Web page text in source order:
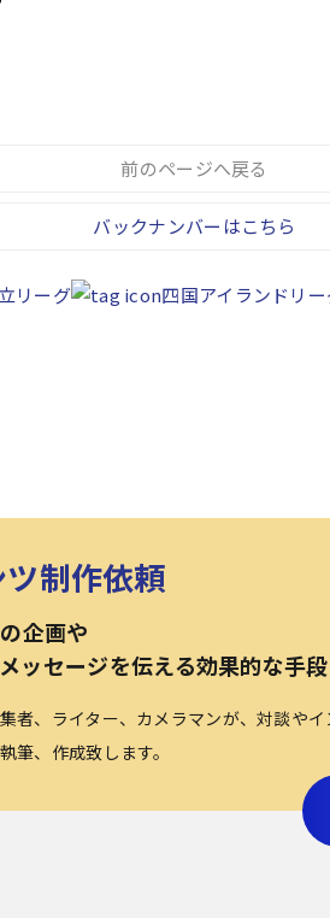
前のページへ戻る
バックナンバーはこちら
リーグ 四国アイランドリ
制作依頼
企画や
ッセージを伝える効果的な手
者、ライター、カメラマンが、対談や
筆、作成致します。